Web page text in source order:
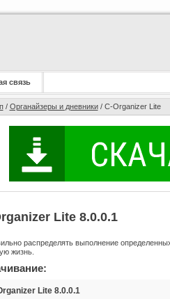
связь
/ Органайзеры и дневники/ C-Organizer Lite
Lite 8.0.0.1
распределять выполнение
жизнь.
Lite 8.0.0.1